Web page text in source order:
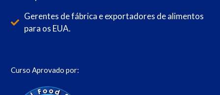
Gerentes de fábrica e exportadores de alimentos
para os EUA.
Curso Aprovado por: